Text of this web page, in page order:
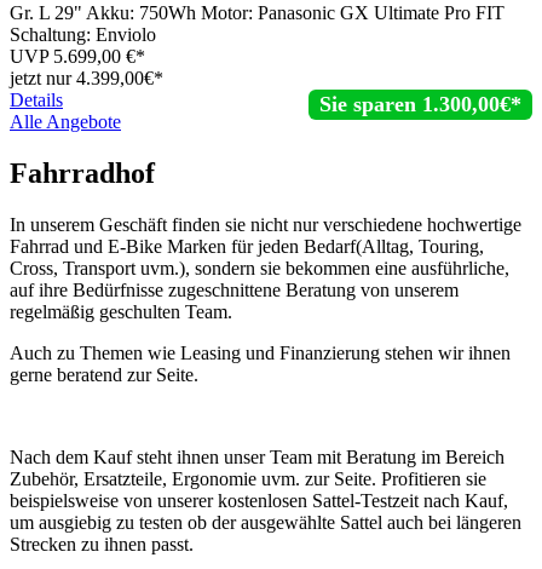
Gr. L 29" Akku: 750Wh Motor: Panasonic GX Ultimate Pro FIT
Schaltung: Enviolo
UVP 5.699,00 €*
jetzt nur4.399,00€*
Sie sparen 1.300,00€*
Details
Alle Angebote
Fahrradhof
In unserem Geschäft finden sie nicht nur verschiedene hochwertige
Fahrrad und E-Bike Marken für jeden Bedarf(Alltag, Touring,
Cross, Transport uvm.), sondern sie bekommen eine ausführliche,
auf ihre Bedürfnisse zugeschnittene Beratung von unserem
regelmäßig geschulten Team.
Auch zu Themen wie Leasing und Finanzierung stehen wir ihnen
gerne beratend zur Seite.
Nach dem Kauf steht ihnen unser Team mit Beratung im Bereich
Zubehör, Ersatzteile, Ergonomie uvm. zur Seite. Profitieren sie
beispielsweise von unserer kostenlosen Sattel-Testzeit nach Kauf,
um ausgiebig zu testen ob der ausgewählte Sattel auch bei längeren
Strecken zu ihnen passt.